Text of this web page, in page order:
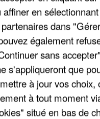
ALGÉRIE
en
dans
également
sans
s'appliqueront que
à jour vos choix,
à tout moment
situé en bas de